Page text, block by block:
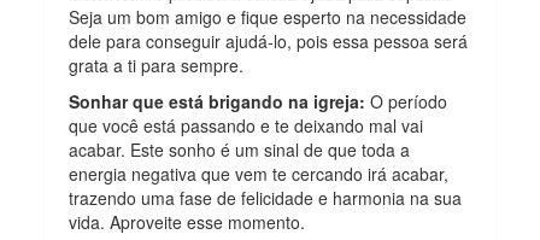
Seja um bom amigo e fique esperto na necessidade
dele para conseguir ajudá-lo, pois essa pessoa será
grata a ti para sempre.
Sonhar que está brigando na igreja: O período
que você está passando e te deixando mal vai
acabar. Este sonho é um sinal de que toda a
energia negativa que vem te cercando irá acabar,
trazendo uma fase de felicidade e harmonia na sua
vida. Aproveite esse momento.